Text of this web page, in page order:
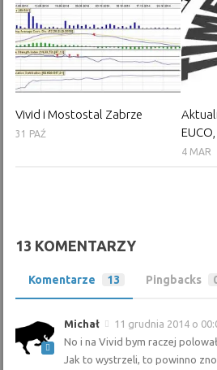
Vivid i Mostostal Zabrze
31 PAŹ
4 MAR
13 KOMENTARZY
Komentarze 13 Pingbacks
Michał
11 grudnia 2014 o
No i na Vivid bym raczej
Jak to wystrzeli, to powinno